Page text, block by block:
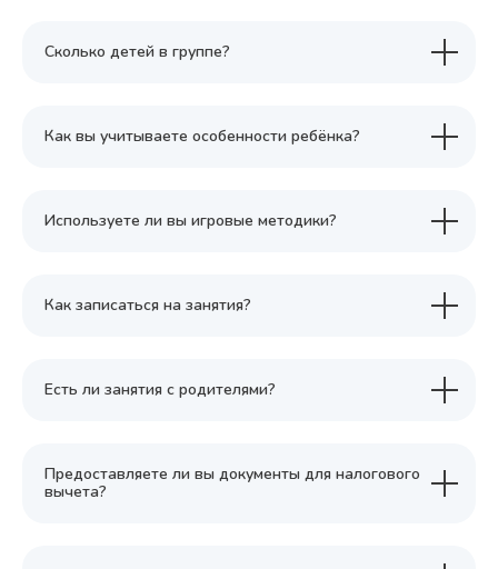
Сколько детей в группе?
Как вы учитываете особенности ребёнка?
Используете ли вы игровые методики?
Как записаться на занятия?
Есть ли занятия с родителями?
Предоставляете ли вы документы для налогового
вычета?